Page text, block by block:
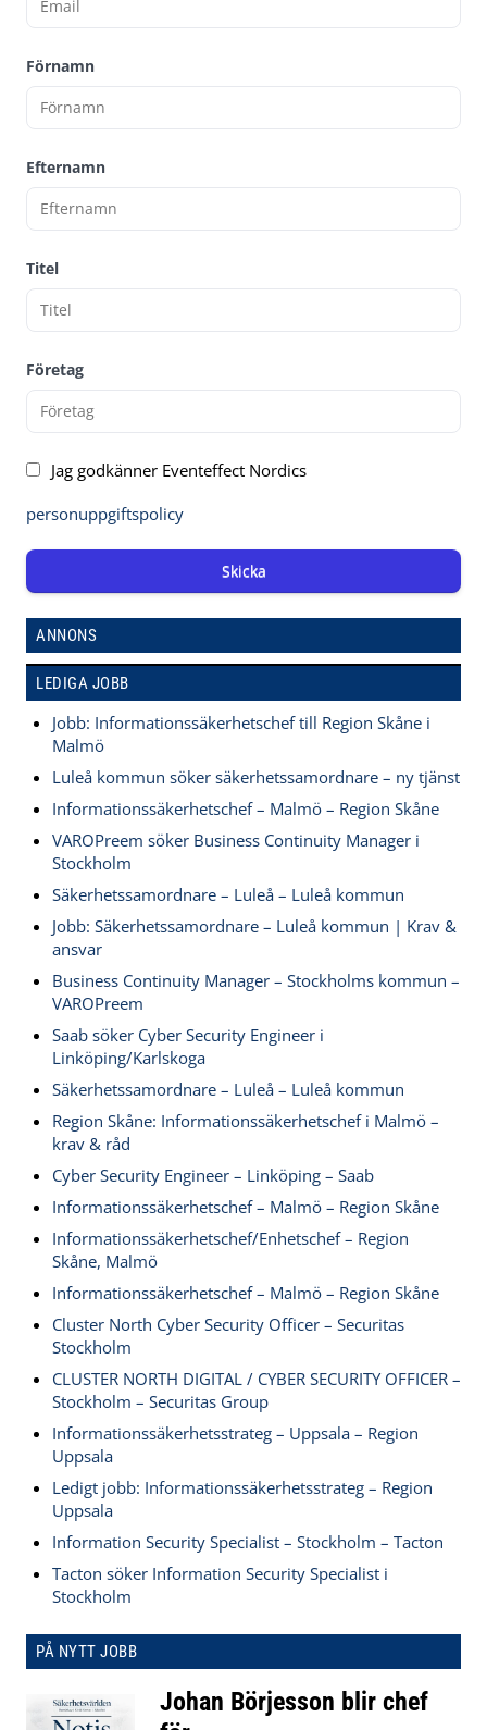
Förnamn
Efternamn
Titel
Företag
Jag godkänner Eventeffect Nordics
personuppgiftspolicy
Skicka
ANNONS
LEDIGA JOBB
Jobb: Informationssäkerhetschef till Region Skåne i
Malmö
Luleå kommun söker säkerhetssamordnare – ny tjänst
Informationssäkerhetschef – Malmö – Region Skåne
VAROPreem söker Business Continuity Manager i
Stockholm
Säkerhetssamordnare – Luleå – Luleå kommun
Jobb: Säkerhetssamordnare – Luleå kommun | Krav &
ansvar
Business Continuity Manager – Stockholms kommun –
VAROPreem
Saab söker Cyber Security Engineer i
Linköping/Karlskoga
Säkerhetssamordnare – Luleå – Luleå kommun
Region Skåne: Informationssäkerhetschef i Malmö –
krav & råd
Cyber Security Engineer – Linköping – Saab
Informationssäkerhetschef – Malmö – Region Skåne
Informationssäkerhetschef/Enhetschef – Region
Skåne, Malmö
Informationssäkerhetschef – Malmö – Region Skåne
Cluster North Cyber Security Officer – Securitas
Stockholm
CLUSTER NORTH DIGITAL / CYBER SECURITY OFFICER –
Stockholm – Securitas Group
Informationssäkerhetsstrateg – Uppsala – Region
Uppsala
Ledigt jobb: Informationssäkerhetsstrateg – Region
Uppsala
Information Security Specialist – Stockholm – Tacton
Tacton söker Information Security Specialist i
Stockholm
PÅ NYTT JOBB
Johan Börjesson blir chef